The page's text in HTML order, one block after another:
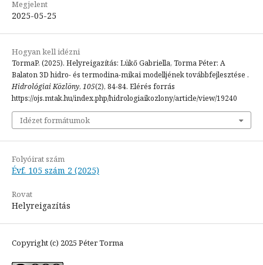
Megjelent
2025-05-25
Hogyan kell idézni
TormaP. (2025). Helyreigazítás: Lükő Gabriella, Torma Péter: A
Balaton 3D hidro- és termodina-mikai modelljének továbbfejlesztése .
Hidrológiai Közlöny, 105(2), 84-84. Elérés forrás
https://ojs.mtak.hu/index.php/hidrologiaikozlony/article/view/19240
Idézet formátumok
Folyóirat szám
Évf. 105 szám 2 (2025)
Rovat
Helyreigazítás
Copyright (c) 2025 Péter Torma